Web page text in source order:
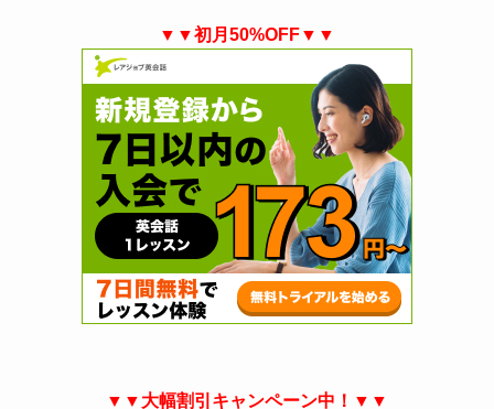
▼▼初月50%OFF▼▼
▼▼大幅割引キャンペーン中！▼▼